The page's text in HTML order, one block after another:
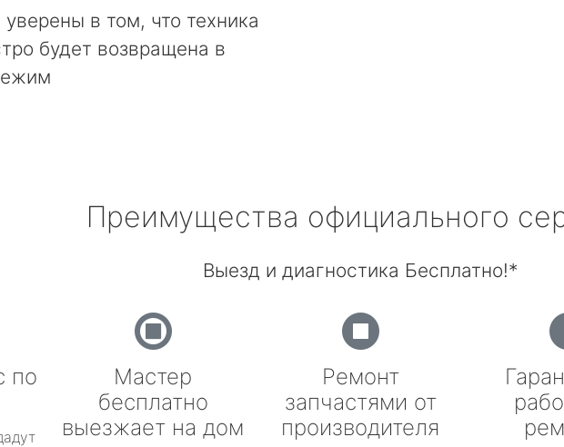
в том, что техника
будет возвращена в
Преимущества официального
Выезд и диагностика Бесплатно!*
по
Мастер
бесплатно
выезжает на дом
Ремонт
запчастями от
производителя